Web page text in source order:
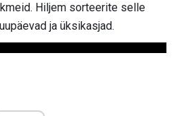
Hiljem sorteerite selle
ja üksikasjad.